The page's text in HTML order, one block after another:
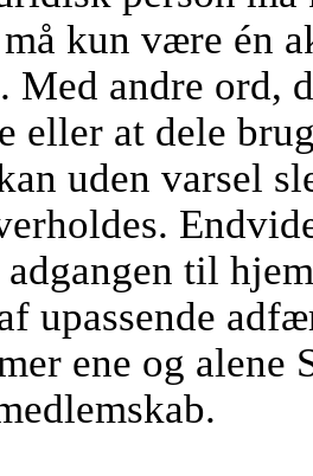
kun være én
Med andre ord,
eller at dele
uden varsel
til
upassende
ene og alene